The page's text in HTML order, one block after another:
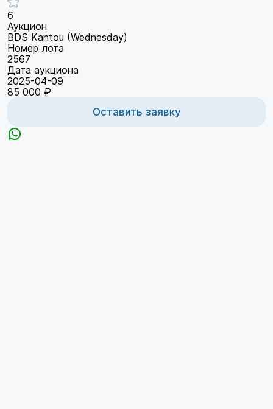
6
Аукцион
BDS Kantou (Wednesday)
Номер лота
2567
Дата аукциона
2025-04-09
85 000 ₽
Оставить заявку